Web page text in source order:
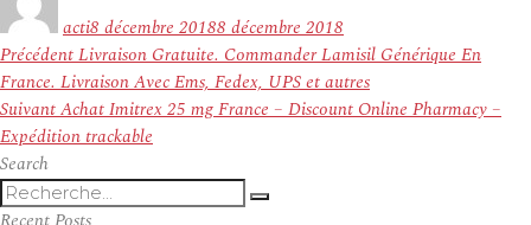
actile
8 décembre 20188 décembre 2018
Navigation
de
l’article
PrécédentArticle
précédent :
Livraison Gratuite. Commander Lamisil Générique En
France. Livraison Avec Ems, Fedex, UPS et autres
SuivantArticle
suivant :
Achat Imitrex 25 mg France – Discount Online Pharmacy –
Expédition trackable
Search
Recherche
pour
Recherche